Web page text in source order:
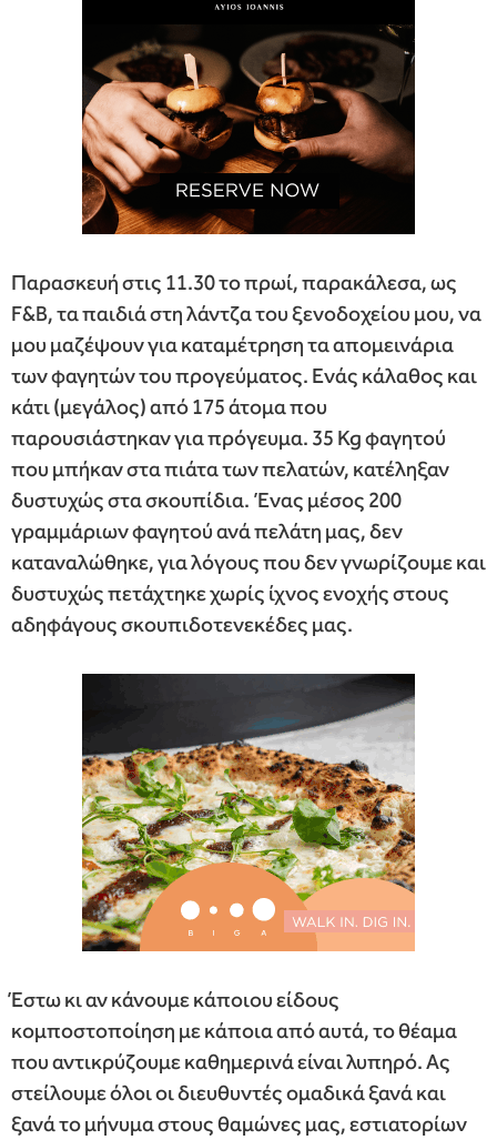
Παρασκευή στις 11.30 το πρωί, παρακάλεσα, ως
F&B, τα παιδιά στη λάντζα του ξενοδοχείου μου, να
μου μαζέψουν για καταμέτρηση τα απομεινάρια
των φαγητών του προγεύματος. Ενάς κάλαθος και
κάτι (μεγάλος) από 175 άτομα που
παρουσιάστηκαν για πρόγευμα. 35 Kg φαγητού
που μπήκαν στα πιάτα των πελατών, κατέληξαν
δυστυχώς στα σκουπίδια. Ένας μέσος 200
γραμμάριων φαγητού ανά πελάτη μας, δεν
καταναλώθηκε, για λόγους που δεν γνωρίζουμε και
δυστυχώς πετάχτηκε χωρίς ίχνος ενοχής στους
αδηφάγους σκουπιδοτενεκέδες μας.
Έστω κι αν κάνουμε κάποιου είδους
κομποστοποίηση με κάποια από αυτά, το θέαμα
που αντικρύζουμε καθημερινά είναι λυπηρό. Ας
στείλουμε όλοι οι διευθυντές ομαδικά ξανά και
ξανά το μήνυμα στους θαμώνες μας, εστιατορίων